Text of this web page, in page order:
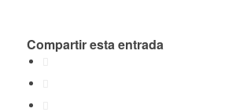
Compartir esta entrada